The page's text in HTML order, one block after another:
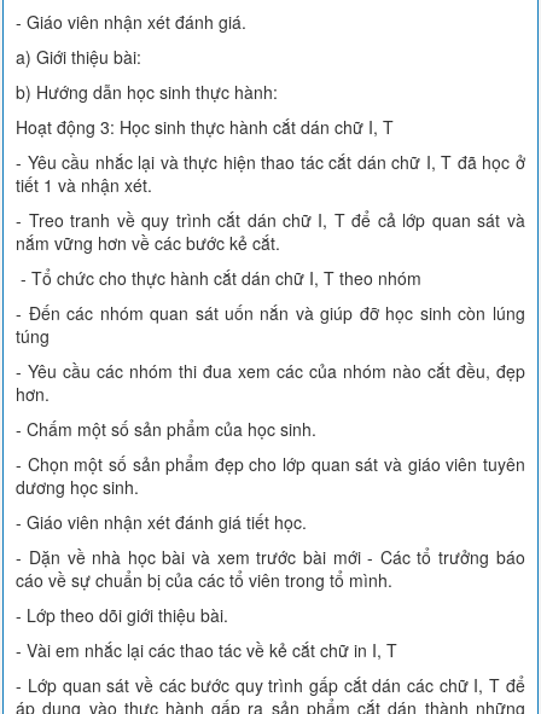
- Giáo viên nhận xét đánh giá.
a) Giới thiệu bài:
b) Hướng dẫn học sinh thực hành:
Hoạt động 3: Học sinh thực hành cắt dán chữ I, T
- Yêu cầu nhắc lại và thực hiện thao tác cắt dán chữ I, T đã học ở
tiết 1 và nhận xét.
- Treo tranh về quy trình cắt dán chữ I, T để cả lớp quan sát và
nắm vững hơn về các bước kẻ cắt.
- Tổ chức cho thực hành cắt dán chữ I, T theo nhóm
- Đến các nhóm quan sát uốn nắn và giúp đỡ học sinh còn lúng
túng
- Yêu cầu các nhóm thi đua xem các của nhóm nào cắt đều, đẹp
hơn.
- Chấm một số sản phẩm của học sinh.
- Chọn một số sản phẩm đẹp cho lớp quan sát và giáo viên tuyên
dương học sinh.
- Giáo viên nhận xét đánh giá tiết học.
- Dặn về nhà học bài và xem trước bài mới - Các tổ trưởng báo
cáo về sự chuẩn bị của các tổ viên trong tổ mình.
- Lớp theo dõi giới thiệu bài.
- Vài em nhắc lại các thao tác về kẻ cắt chữ in I, T
- Lớp quan sát về các bước quy trình gấp cắt dán các chữ I, T để
áp dụng vào thực hành gấp ra sản phẩm cắt dán thành những